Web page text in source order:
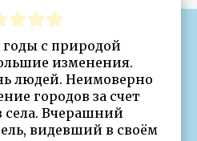
годы c природой
изменения.
людей. Неимоверно
городов за счет
села. Вчерашний
видевший в своём